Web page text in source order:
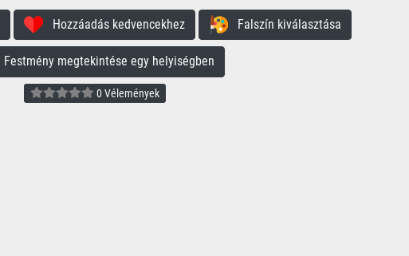
Hozzáadás kedvencekhez Falszín kiválasztása
Festmény megtekintése egy helyiségben
0 Vélemények